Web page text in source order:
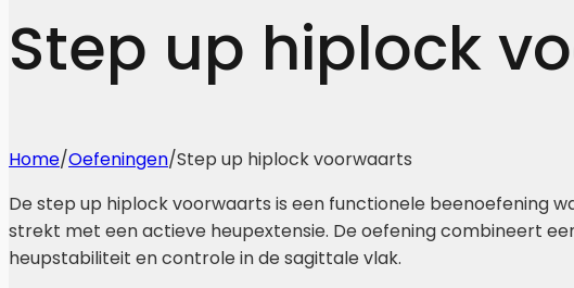
Step up hiplock
Home/Oefeningen/Step up hiplock voorwaarts
De step up hiplock voorwaarts is een functionele beenoefening
strekt met een actieve heupextensie. De oefening combineert
heupstabiliteit en controle in de sagittale vlak.